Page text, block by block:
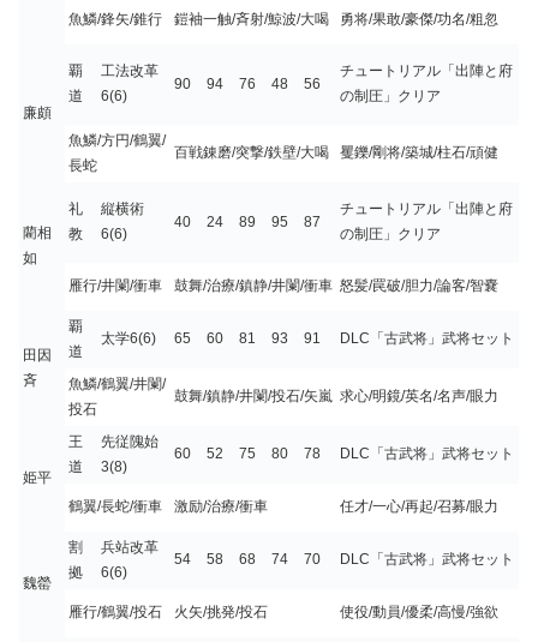
魚鱗/鋒矢/錐行 鎧袖一触/斉射/鯨波/大喝 勇将/果敢/豪傑/功名/粗忽
廉頗
覇
道
工法改革
6(6)
90 94 76 48 56
チュートリアル「出陣と府
の制圧」クリア
魚鱗/方円/鶴翼/
長蛇
百戦錬磨/突撃/鉄壁/大喝 矍鑠/剛将/築城/柱石/頑健
藺相
如
礼
教
縦横術
6(6)
40 24 89 95 87
チュートリアル「出陣と府
の制圧」クリア
雁行/井闌/衝車 鼓舞/治療/鎮静/井闌/衝車 怒髪/罠破/胆力/論客/智嚢
田因
斉
覇
道
太学6(6) 65 60 81 93 91 DLC「古武将」武将セット
魚鱗/鶴翼/井闌/
投石
鼓舞/鎮静/井闌/投石/矢嵐 求心/明鏡/英名/名声/眼力
姫平
王
道
先従隗始
3(8)
60 52 75 80 78 DLC「古武将」武将セット
鶴翼/長蛇/衝車 激励/治療/衝車 任才/一心/再起/召募/眼力
魏罃
割
拠
兵站改革
6(6)
54 58 68 74 70 DLC「古武将」武将セット
雁行/鶴翼/投石 火矢/挑発/投石 使役/動員/優柔/高慢/強欲